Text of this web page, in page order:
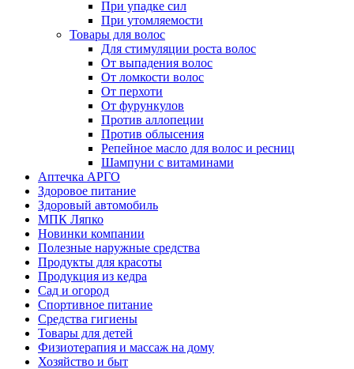
При упадке сил
При утомляемости
Товары для волос
Для стимуляции роста волос
От выпадения волос
От ломкости волос
От перхоти
От фурункулов
Против аллопеции
Против облысения
Репейное масло для волос и ресниц
Шампуни с витаминами
Аптечка АРГО
Здоровое питание
Здоровый автомобиль
МПК Ляпко
Новинки компании
Полезные наружные средства
Продукты для красоты
Продукция из кедра
Сад и огород
Спортивное питание
Средства гигиены
Товары для детей
Физиотерапия и массаж на дому
Хозяйство и быт